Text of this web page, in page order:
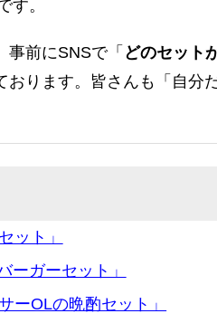
す。
前にSNSで「 どのセット
おります。皆さんも「自分
ット」
ーガーセット」
ーOLの晩酌セット」